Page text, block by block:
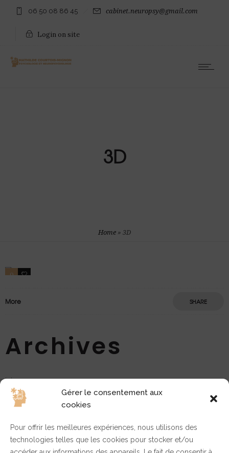
Gérer le consentement aux
cookies
Pour offrir les meilleures expériences, nous utilisons des
technologies telles que les cookies pour stocker et/ou
06 50 08 86 45 cabinet.neuropsy@gmail.com
Login on site
3D
Home » 3D
0 3
More SHARE
Archives
juin 2023
mai 2018
mai 2017